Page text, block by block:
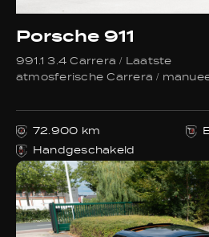
Porsche 911
991.1 3.4 Carrera / Laatste
atmosferische Carrera /
72.900 km
Handgeschakeld